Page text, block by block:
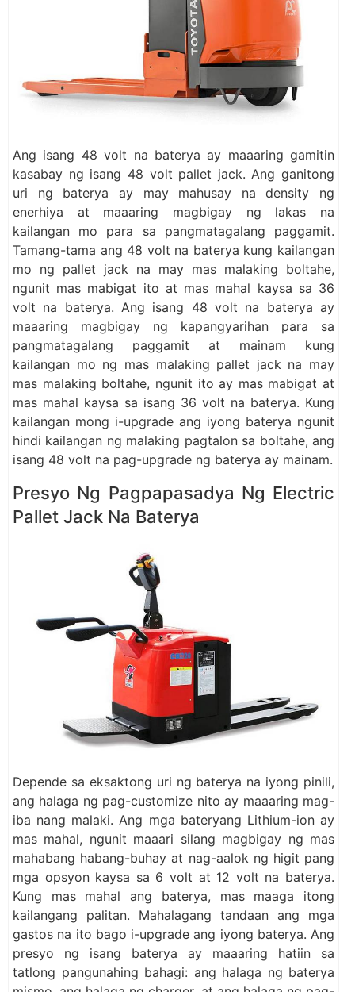
Ang isang 48 volt na baterya ay maaaring gamitin
kasabay ng isang 48 volt pallet jack. Ang ganitong
uri ng baterya ay may mahusay na density ng
enerhiya at maaaring magbigay ng lakas na
kailangan mo para sa pangmatagalang paggamit.
Tamang-tama ang 48 volt na baterya kung kailangan
mo ng pallet jack na may mas malaking boltahe,
ngunit mas mabigat ito at mas mahal kaysa sa 36
volt na baterya. Ang isang 48 volt na baterya ay
maaaring magbigay ng kapangyarihan para sa
pangmatagalang paggamit at mainam kung
kailangan mo ng mas malaking pallet jack na may
mas malaking boltahe, ngunit ito ay mas mabigat at
mas mahal kaysa sa isang 36 volt na baterya. Kung
kailangan mong i-upgrade ang iyong baterya ngunit
hindi kailangan ng malaking pagtalon sa boltahe, ang
isang 48 volt na pag-upgrade ng baterya ay mainam.
Presyo Ng Pagpapasadya Ng Electric
Pallet Jack Na Baterya
Depende sa eksaktong uri ng baterya na iyong pinili,
ang halaga ng pag-customize nito ay maaaring mag-
iba nang malaki. Ang mga bateryang Lithium-ion ay
mas mahal, ngunit maaari silang magbigay ng mas
mahabang habang-buhay at nag-aalok ng higit pang
mga opsyon kaysa sa 6 volt at 12 volt na baterya.
Kung mas mahal ang baterya, mas maaga itong
kailangang palitan. Mahalagang tandaan ang mga
gastos na ito bago i-upgrade ang iyong baterya. Ang
presyo ng isang baterya ay maaaring hatiin sa
tatlong pangunahing bahagi: ang halaga ng baterya